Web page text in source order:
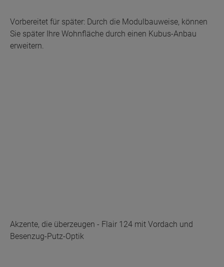
Vorbereitet für später: Durch die Modulbauweise, können
Sie später Ihre Wohnfläche durch einen Kubus-Anbau
erweitern.
Akzente, die überzeugen - Flair 124 mit Vordach und
Besenzug-Putz-Optik